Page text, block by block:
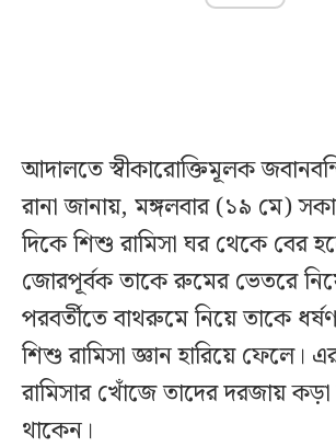
আদালতে স্বীকারোক্তিমূলক
রানা জানায়, মঙ্গলবার (১৯ মে)
দিকে শিশু রামিসা ঘর থেকে বের
জোরপূর্বক তাকে রুমের ভেতরে
পরবর্তীতে বাথরুমে নিয়ে তাকে
শিশু রামিসা জ্ঞান হারিয়ে ফেলে।
রামিসার খোঁজে তাদের দরজায়
থাকেন।